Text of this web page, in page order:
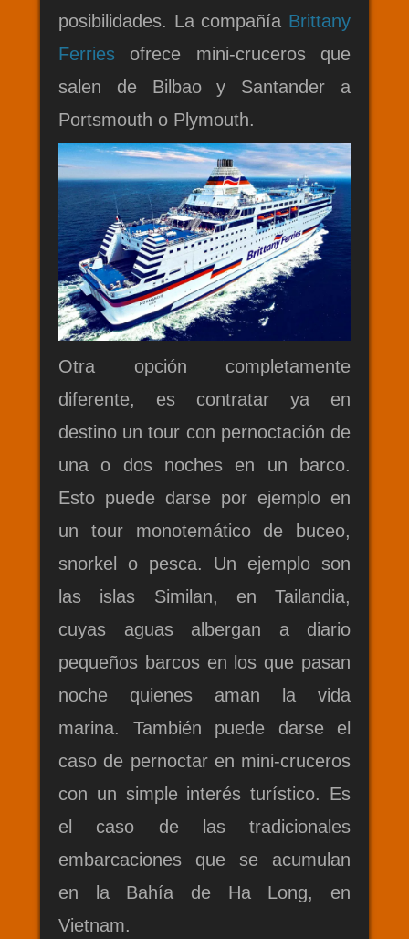
posibilidades. La compañía Brittany
Ferries ofrece mini-cruceros que
salen de Bilbao y Santander a
Portsmouth o Plymouth.
Otra opción completamente
diferente, es contratar ya en
destino un tour con pernoctación de
una o dos noches en un barco.
Esto puede darse por ejemplo en
un tour monotemático de buceo,
snorkel o pesca. Un ejemplo son
las islas Similan, en Tailandia,
cuyas aguas albergan a diario
pequeños barcos en los que pasan
noche quienes aman la vida
marina. También puede darse el
caso de pernoctar en mini-cruceros
con un simple interés turístico. Es
el caso de las tradicionales
embarcaciones que se acumulan
en la Bahía de Ha Long, en
Vietnam.